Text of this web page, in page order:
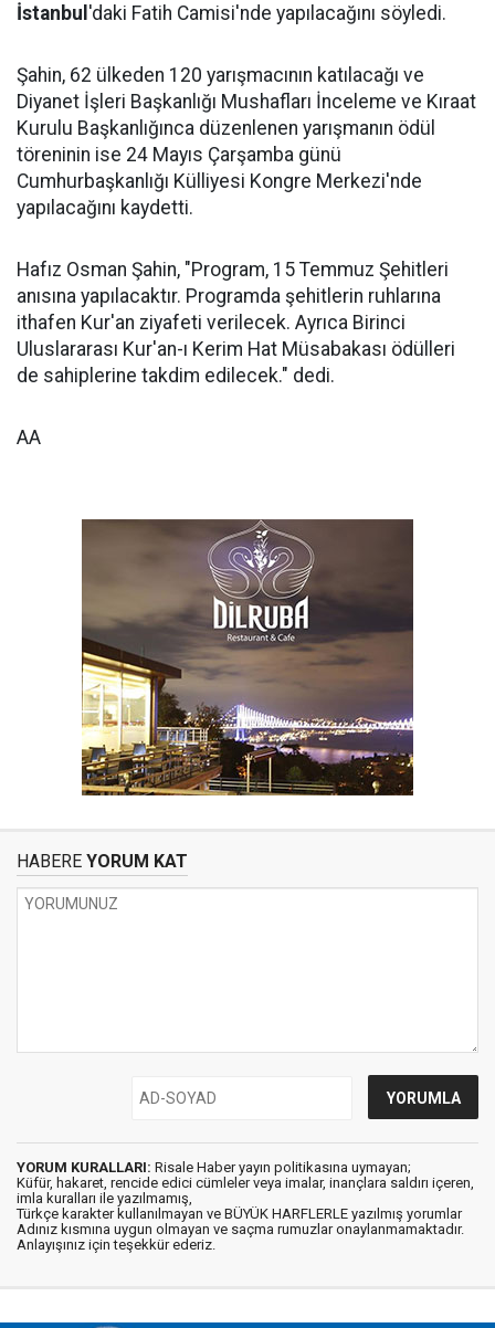
İstanbul 'daki Fatih Camisi'nde yapılacağını söyledi.
Şahin, 62 ülkeden 120 yarışmacının katılacağı ve
Diyanet İşleri Başkanlığı Mushafları İnceleme ve Kıraat
Kurulu Başkanlığınca düzenlenen yarışmanın ödül
töreninin ise 24 Mayıs Çarşamba günü
Cumhurbaşkanlığı Külliyesi Kongre Merkezi'nde
yapılacağını kaydetti.
Hafız Osman Şahin, "Program, 15 Temmuz Şehitleri
anısına yapılacaktır. Programda şehitlerin ruhlarına
ithafen Kur'an ziyafeti verilecek. Ayrıca Birinci
Uluslararası Kur'an-ı Kerim Hat Müsabakası ödülleri
de sahiplerine takdim edilecek." dedi.
AA
HABERE YORUM KAT
YORUM KURALLARI: Risale Haber yayın politikasına uymayan;
Küfür, hakaret, rencide edici cümleler veya imalar, inançlara saldırı içeren,
imla kuralları ile yazılmamış,
Türkçe karakter kullanılmayan ve BÜYÜK HARFLERLE yazılmış yorumlar
Adınız kısmına uygun olmayan ve saçma rumuzlar onaylanmamaktadır.
Anlayışınız için teşekkür ederiz.